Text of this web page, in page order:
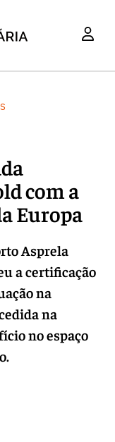
com a
Europa
Asprela
a certificação
na
na
no espaço